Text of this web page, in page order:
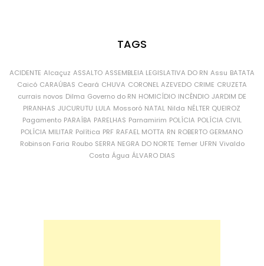
TAGS
ACIDENTE Alcaçuz ASSALTO ASSEMBLEIA LEGISLATIVA DO RN Assu BATATA
Caicó CARAÚBAS Ceará CHUVA CORONEL AZEVEDO CRIME CRUZETA
currais novos Dilma Governo do RN HOMICÍDIO INCÊNDIO JARDIM DE
PIRANHAS JUCURUTU LULA Mossoró NATAL Nilda NÉLTER QUEIROZ
Pagamento PARAÍBA PARELHAS Parnamirim POLÍCIA POLÍCIA CIVIL
POLÍCIA MILITAR Política PRF RAFAEL MOTTA RN ROBERTO GERMANO
Robinson Faria Roubo SERRA NEGRA DO NORTE Temer UFRN Vivaldo
Costa Água ÁLVARO DIAS